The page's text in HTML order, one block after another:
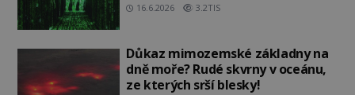
16.6.2026 3.2TIS
Důkaz mimozemské základny na
dně moře? Rudé skvrny v oceánu,
ze kterých srší blesky!